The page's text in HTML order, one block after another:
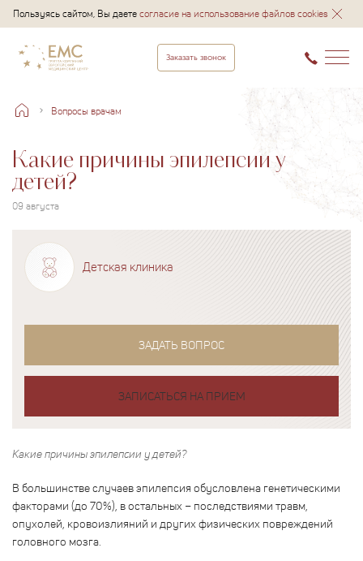
Пользуясь сайтом, Вы даетесогласие на использование файлов cookies
Заказать звонок
Вопросы врачам
Какие причины эпилепсии у
детей?
09 августа
Детская клиника
ЗАДАТЬ ВОПРОС
ЗАПИСАТЬСЯ НА ПРИЕМ
Какие причины эпилепсии у детей?
В большинстве случаев эпилепсия обусловлена генетическими
факторами (до 70%), в остальных – последствиями травм,
опухолей, кровоизлияний и других физических повреждений
головного мозга.